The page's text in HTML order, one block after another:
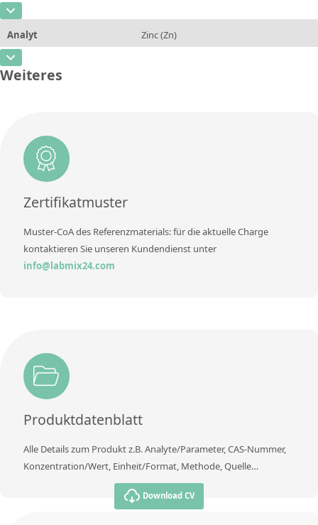
Einheit mg/L
Zusätzliche Informationen
Methode
CAS-Nummer
Konzentration 0,2 - 400
Einheit
Analyt Zinc (Zn)
CAS-Nummer
Zusätzliche Informationen
Methode
Weiteres
Zertifikatmuster
Muster-CoA des Referenzmaterials: für die aktuelle Charge
kontaktieren Sie unseren Kundendienst unter
info@labmix24.com
Produktdatenblatt
Alle Details zum Produkt z.B. Analyte/Parameter, CAS-Nummer,
Konzentration/Wert, Einheit/Format, Methode, Quelle…
Download CV